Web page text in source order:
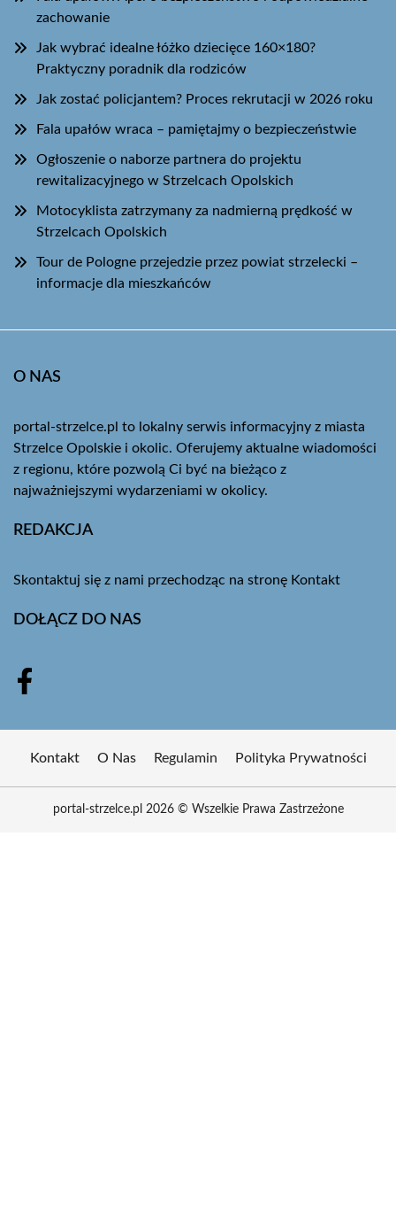
zachowanie
Jak wybrać idealne łóżko dziecięce 160×180?
Praktyczny poradnik dla rodziców
Jak zostać policjantem? Proces rekrutacji w 2026 roku
Fala upałów wraca – pamiętajmy o bezpieczeństwie
Ogłoszenie o naborze partnera do projektu
rewitalizacyjnego w Strzelcach Opolskich
Motocyklista zatrzymany za nadmierną prędkość w
Strzelcach Opolskich
Tour de Pologne przejedzie przez powiat strzelecki –
informacje dla mieszkańców
O NAS
portal-strzelce.pl to lokalny serwis informacyjny z miasta
Strzelce Opolskie i okolic. Oferujemy aktualne wiadomości
z regionu, które pozwolą Ci być na bieżąco z
najważniejszymi wydarzeniami w okolicy.
REDAKCJA
Skontaktuj się z nami przechodząc na stronę Kontakt
DOŁĄCZ DO NAS
Kontakt O Nas Regulamin Polityka Prywatności
portal-strzelce.pl 2026 © Wszelkie Prawa Zastrzeżone